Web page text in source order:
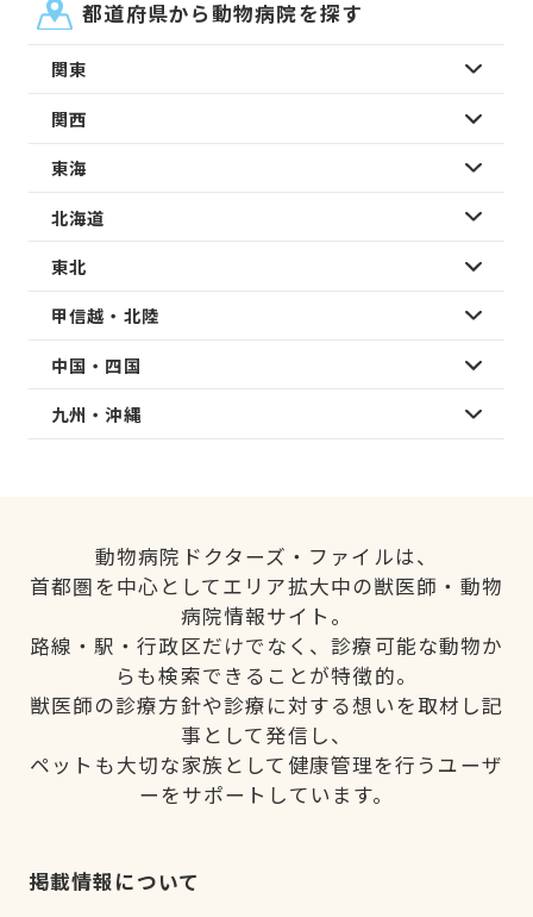
都道府県から動物病院を探す
関東
関西
東海
北海道
東北
甲信越・北陸
中国・四国
九州・沖縄
動物病院ドクターズ・ファイルは、
首都圏を中心としてエリア拡大中の獣医師・動物
病院情報サイト。
路線・駅・行政区だけでなく、診療可能な動物か
らも検索できることが特徴的。
獣医師の診療方針や診療に対する想いを取材し記
事として発信し、
ペットも大切な家族として健康管理を行うユーザ
ーをサポートしています。
掲載情報について